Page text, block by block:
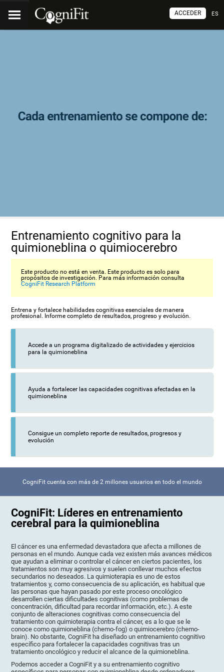
ES
ACCEDER
Entrenamiento cognitivo para la
quimioneblina o quimiocerebro
Este producto no está en venta. Este producto es solo para
propósitos de investigación. Para más información consulta
CogniFit Research Platform
Entrena y fortalece habilidades cognitivas esenciales de manera
profesional. Informe completo de resultados, progreso y evolución.
Accede a un programa digitalizado de actividades y ejercicios
para la quimioneblina
Ayuda a fortalecer las capacidades cognitivas afectadas en la
quimioneblina
Consigue un completo reporte de resultados, progresos y
evolución
CogniFit cuenta con más de 2 millones usuarios en todo el mundo
CogniFit: Líderes en entrenamiento
cerebral para la quimioneblina
El cáncer es una enfermedad devastadora que afecta a millones de
personas en el mundo. Aunque cada vez existen más avances médicos
que ayudan a eliminar o controlar el cáncer en ciertos pacientes, los
tratamientos son muy agresivos y suelen conllevar muchos efectos
secundarios no deseados. La quimioterapia es uno de estos
tratamientos y, como consecuencia de su aplicación, es habitual que
las personas que hayan pasado por este proceso oncológico
desarrollen ciertas dificultades cognitivas (como problemas de
concentración, dificultad para recordar información, etc.). A este
conjunto de alteraciones cognitivas como consecuencia del
tratamiento con quimioterapia contra el cáncer, es a lo que se le
conoce como quimioneblina (chemo-fog) o quimiocerebro (chemo-
brain). No obstante, CogniFit ha diseñado un entrenamiento cognitivo
específico para fortalecer la capacidades cognitivas tras un
tratamiento oncológico y reducir el alcance de la quimioneblina.
Podemos acceder a CogniFit y a su entrenamiento cognitivo